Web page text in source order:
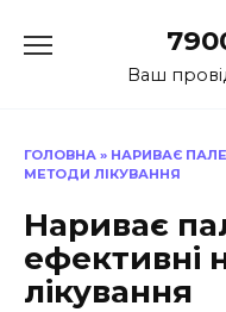
до
Ваш
ГОЛОВНА » НАРИВАЄ
МЕТОДИ ЛІКУВАННЯ
Нариває
ефективні
лікування